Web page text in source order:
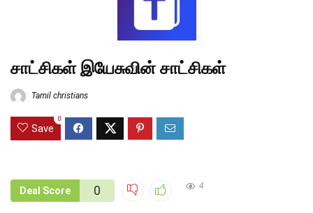
சாட்சிகள் இயேசுவின் சாட்சிகள்
Tamil christians
Save
0
Deal Score 0 4